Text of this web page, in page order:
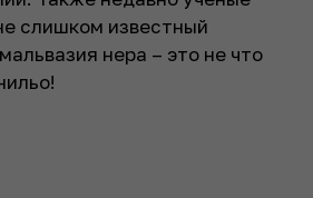
слишком известный
нера – это не что